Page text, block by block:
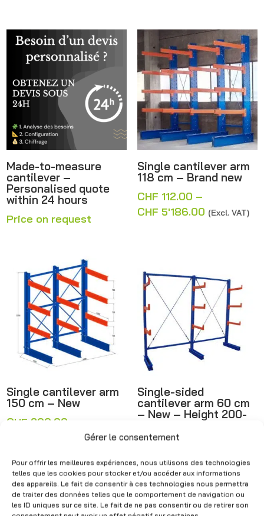
Gérer le consentement
Pour offrir les meilleures expériences, nous utilisons des technologies
telles que les cookies pour stocker et/ou accéder aux informations
des appareils. Le fait de consentir à ces technologies nous permettra
de traiter des données telles que le comportement de navigation ou
les ID uniques sur ce site. Le fait de ne pas consentir ou de retirer son
through
CHF 5'262.00
through
CHF
Made-to-measure
cantilever –
Personalised quote
within 24 hours
Price on request
Single cantilever arm
118 cm – Brand new
CHF 112.00 –
CHF 5'186.00Price
(Excl. VAT)
Single cantilever arm
150 cm – New
CHF 200.00
Price
CHF 200.00
through
CHF 6'400.00
(Excl. VAT)
Single-sided
cantilever arm 60 cm
– New – Height 200-
capacity 200 kg/arm
CHF1'246.00Price
range:
CHF 57.00
(Excl. VAT)